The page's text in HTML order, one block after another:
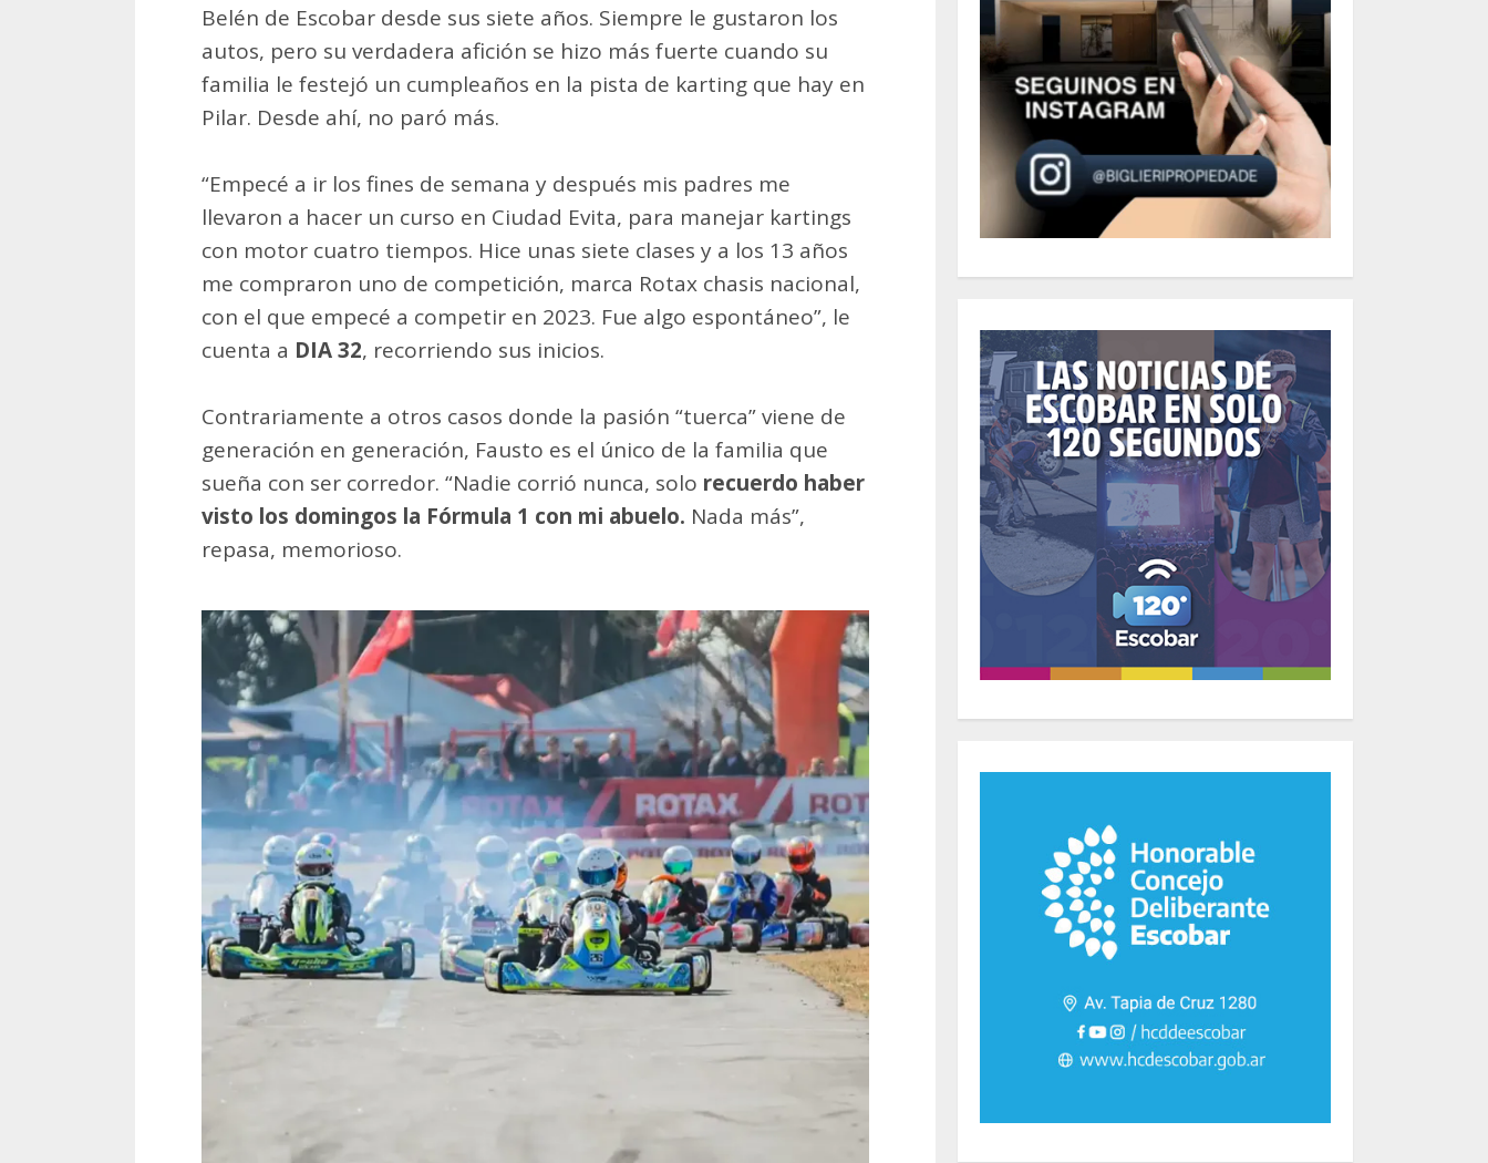
Belén de Escobar desde sus siete años. Siempre le gustaron los
autos, pero su verdadera afición se hizo más fuerte cuando su
familia le festejó un cumpleaños en la pista de karting que hay en
Pilar. Desde ahí, no paró más.
“Empecé a ir los fines de semana y después mis padres me
llevaron a hacer un curso en Ciudad Evita, para manejar kartings
con motor cuatro tiempos. Hice unas siete clases y a los 13 años
me compraron uno de competición, marca Rotax chasis nacional,
con el que empecé a competir en 2023. Fue algo espontáneo”, le
cuenta a DIA 32, recorriendo sus inicios.
Contrariamente a otros casos donde la pasión “tuerca” viene de
generación en generación, Fausto es el único de la familia que
sueña con ser corredor. “Nadie corrió nunca, solo recuerdo haber
visto los domingos la Fórmula 1 con mi abuelo. Nada más”,
repasa, memorioso.